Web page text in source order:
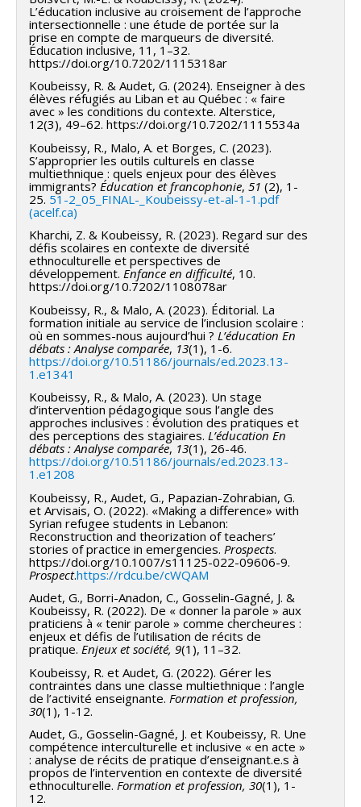
L’éducation inclusive au croisement de l’approche
intersectionnelle : une étude de portée sur la
prise en compte de marqueurs de diversité.
Éducation inclusive, 11, 1–32.
https://doi.org/10.7202/1115318ar
Koubeissy, R. & Audet, G. (2024). Enseigner à des
élèves réfugiés au Liban et au Québec : « faire
avec » les conditions du contexte. Alterstice,
12(3), 49–62. https://doi.org/10.7202/1115534a
Koubeissy, R., Malo, A. et Borges, C. (2023).
S’approprier les outils culturels en classe
multiethnique : quels enjeux pour des élèves
immigrants? Éducation et francophonie, 51 (2), 1-
25. 51-2_05_FINAL-_Koubeissy-et-al-1-1.pdf
(acelf.ca)
Kharchi, Z. & Koubeissy, R. (2023). Regard sur des
défis scolaires en contexte de diversité
ethnoculturelle et perspectives de
développement. Enfance en difficulté, 10.
https://doi.org/10.7202/1108078ar
Koubeissy, R., & Malo, A. (2023). Éditorial. La
formation initiale au service de l’inclusion scolaire :
où en sommes-nous aujourd’hui ? L’éducation En
débats : Analyse comparée, 13(1), 1-6.
https://doi.org/10.51186/journals/ed.2023.13-
1.e1341
Koubeissy, R., & Malo, A. (2023). Un stage
d’intervention pédagogique sous l’angle des
approches inclusives : évolution des pratiques et
des perceptions des stagiaires. L’éducation En
débats : Analyse comparée, 13(1), 26-46.
https://doi.org/10.51186/journals/ed.2023.13-
1.e1208
Koubeissy, R., Audet, G., Papazian-Zohrabian, G.
et Arvisais, O. (2022). «Making a difference» with
Syrian refugee students in Lebanon:
Reconstruction and theorization of teachers’
stories of practice in emergencies. Prospects.
https://doi.org/10.1007/s11125-022-09606-9.
Prospect.https://rdcu.be/cWQAM
Audet, G., Borri-Anadon, C., Gosselin-Gagné, J. &
Koubeissy, R. (2022). De « donner la parole » aux
praticiens à « tenir parole » comme chercheures :
enjeux et défis de l’utilisation de récits de
pratique. Enjeux et société, 9(1), 11–32.
Koubeissy, R. et Audet, G. (2022). Gérer les
contraintes dans une classe multiethnique : l’angle
de l’activité enseignante. Formation et profession,
30(1), 1-12.
Audet, G., Gosselin-Gagné, J. et Koubeissy, R. Une
compétence interculturelle et inclusive « en acte »
: analyse de récits de pratique d’enseignant.e.s à
propos de l’intervention en contexte de diversité
ethnoculturelle. Formation et profession, 30(1), 1-
12.